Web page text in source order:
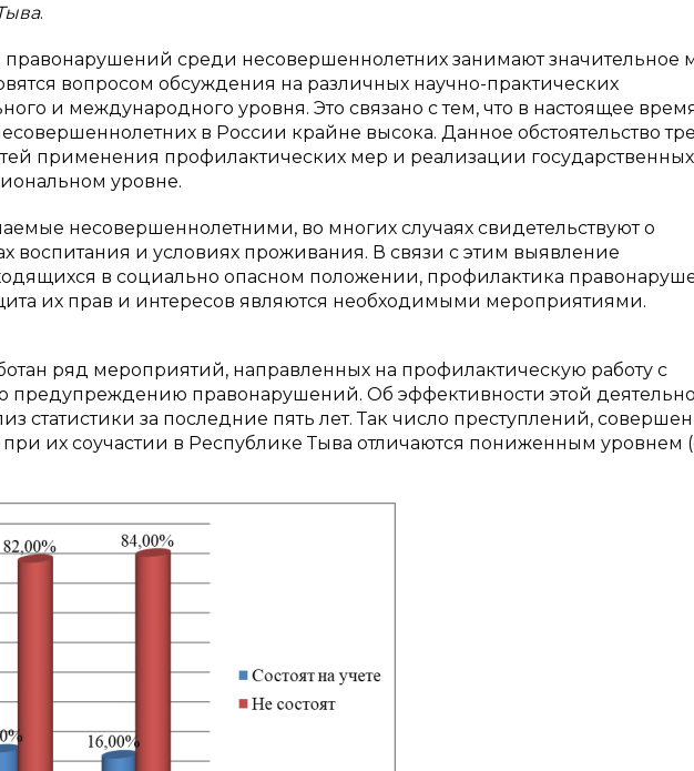
.
среди несовершеннолетних занимают значительное
вопросом обсуждения на различных научно-практических
и международного уровня. Это связано с тем, что в настоящее
в России крайне высока. Данное обстоятельство
применения профилактических мер и реализации государственных
уровне.
несовершеннолетними, во многих случаях свидетельствуют о
воспитания и условиях проживания. В связи с этим выявление
в социально опасном положении, профилактика
их прав и интересов являются необходимыми мероприятиями.
ряд мероприятий, направленных на профилактическую работу с
предупреждению правонарушений. Об эффективности этой
статистики за последние пять лет. Так число преступлений,
их соучастии в Республике Тыва отличаются пониженным уровнем